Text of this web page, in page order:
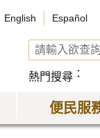
English Español
熱門搜尋
便民服